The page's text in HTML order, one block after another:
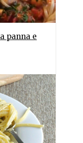
panna e